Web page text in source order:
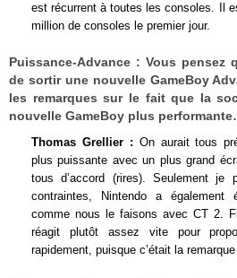
est récurrent à toutes les consoles. Il
million de consoles le premier jour.
Puissance-Advance : Vous pensez
de sortir une nouvelle GameBoy
les remarques sur le fait que la
nouvelle GameBoy plus
Thomas Grellier : On aurait tous
plus puissante avec un plus grand
tous d’accord (rires). Seulement je
contraintes, Nintendo a également
comme nous le faisons avec CT 2.
réagit plutôt assez vite pour
rapidement, puisque c’était la